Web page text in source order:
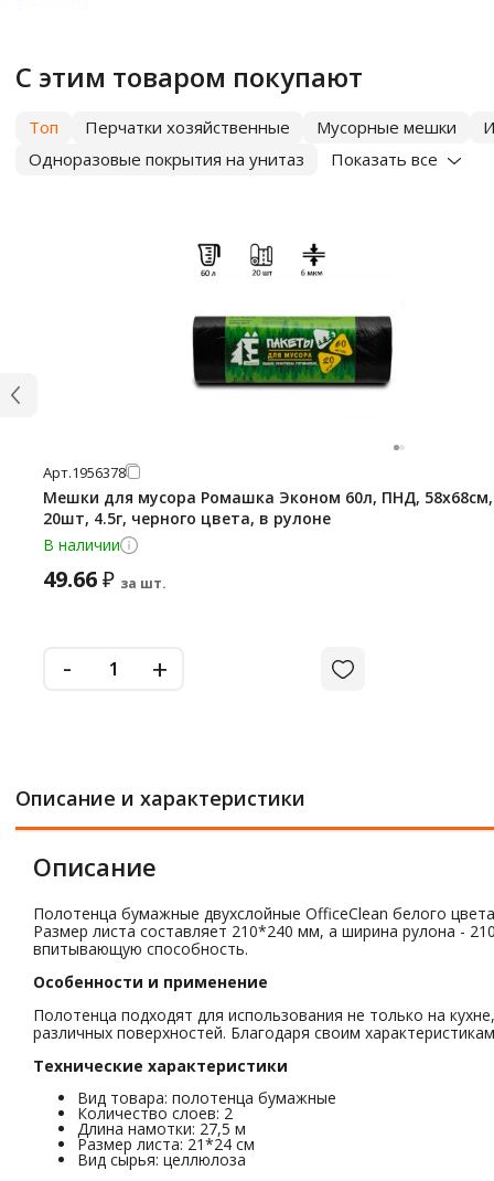
С этим товаром покупают
Топ Перчатки хозяйственные Мусорные мешки
Одноразовые покрытия на унитаз
Показать все
Арт.1956378
Мешки для мусора Ромашка Эконом 60л, ПНД,
20шт, 4.5г, черного цвета, в рулоне
В наличии
49.66₽ за шт.
- +
Описание и характеристики
Описание
Полотенца бумажные двухслойные OfficeClean белого
Размер листа составляет 210*240 мм, а ширина рулона -
впитывающую способность.
Особенности и применение
Полотенца подходят для использования не только на
различных поверхностей. Благодаря своим
Технические характеристики
Вид товара: полотенца бумажные
Количество слоев: 2
Длина намотки: 27,5 м
Размер листа: 21*24 см
Вид сырья: целлюлоза